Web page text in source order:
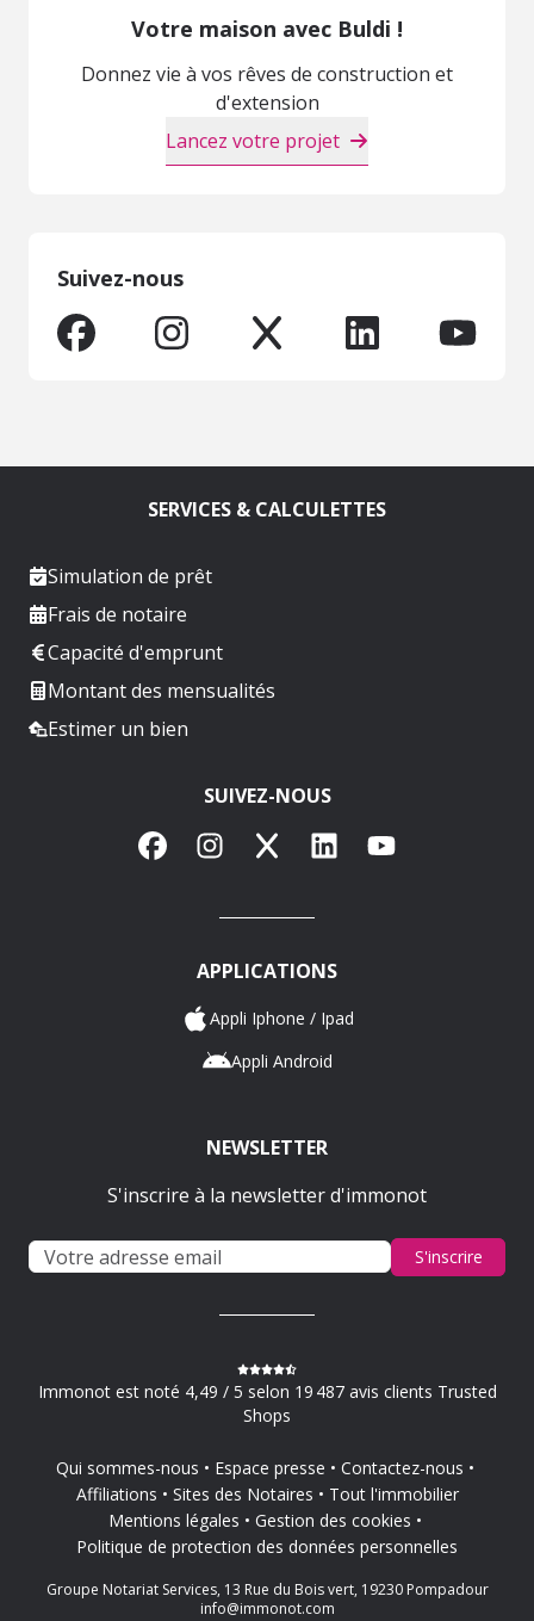
Votre maison avec Buldi !
Donnez vie à vos rêves de construction et
d'extension
Lancez votre projet
Suivez-nous
SERVICES & CALCULETTES
Simulation de prêt
Frais de notaire
Capacité d'emprunt
Montant des mensualités
Estimer un bien
SUIVEZ-NOUS
FacebookInstagram
X LinkedInYouTube
APPLICATIONS
Appli Iphone / Ipad
Appli Android
NEWSLETTER
S'inscrire à la newsletter d'immonot
S'inscrire
Immonot est noté 4,49 / 5 selon 19 487 avis clients Trusted
Shops
Qui sommes-nous Espace presse
Contactez-nous
Affiliations
Sites des Notaires
Tout l'immobilier
Mentions légales
Gestion des cookies
Politique de protection des données personnelles
Groupe Notariat Services, 13 Rue du Bois vert, 19230 Pompadour
info@immonot.com